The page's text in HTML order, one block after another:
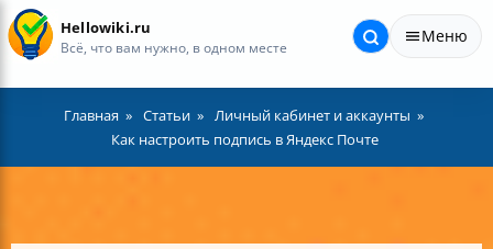
Hellowiki.ru
Всё, что вам нужно, в одном месте
Меню
Главная Статьи
Личный кабинет и аккаунты
Как настроить подпись в Яндекс Почте